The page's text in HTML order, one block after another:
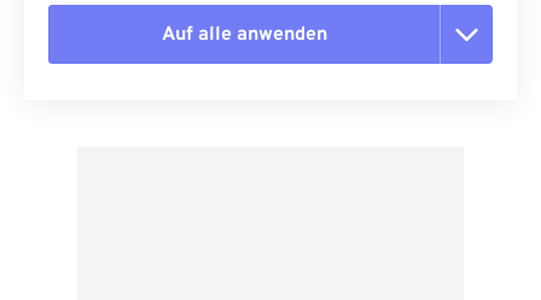
Auf alle anwenden